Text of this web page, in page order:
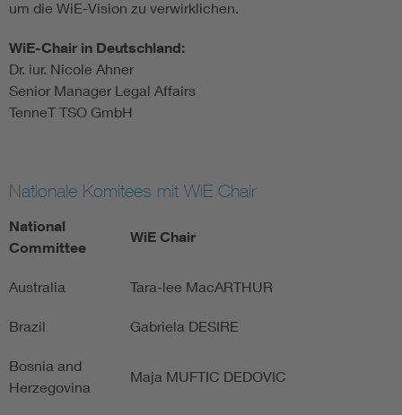
um die WiE-Vision zu verwirklichen.
WiE-Chair in Deutschland:
Dr. iur. Nicole Ahner
Senior Manager Legal Affairs
TenneT TSO GmbH
Nationale Komitees mit WiE Chair
National
Committee
WiE Chair
Australia Tara-lee MacARTHUR
Brazil Gabriela DESIRE
Bosnia and
Herzegovina
Maja MUFTIC DEDOVIC